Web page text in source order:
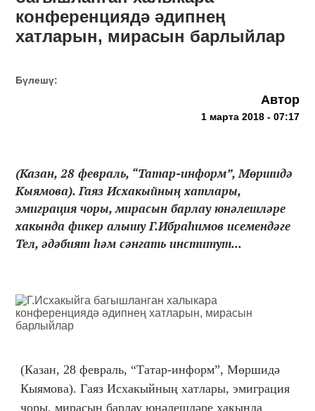
конференциядә әдипнең
хатларын, мирасын барлыйлар
Бүлешү:
Автор
1 марта 2018 - 07:17
(Казан, 28 февраль, “Татар-информ”, Мөршидә
Кыямова). Гаяз Исхакыйның хатлары,
эмиграция чоры, мирасын барлау юнәлешләре
хакында фикер алышу Г.Ибраһимов исемендәге
Тел, әдәбият һәм сәнгать институт...
(Казан, 28 февраль, “Татар-информ”, Мөршидә
Кыямова). Гаяз Исхакыйның хатлары, эмиграция
чоры, мирасын барлау юнәлешләре хакында